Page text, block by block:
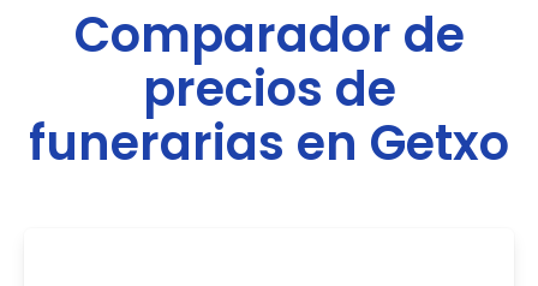
Comparador de
precios de
funerarias en Getxo